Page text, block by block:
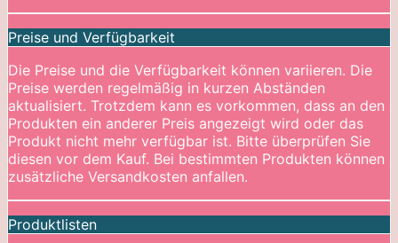
Preise und Verfügbarkeit
Die Preise und die Verfügbarkeit können variieren. Die
Preise werden regelmäßig in kurzen Abständen
aktualisiert. Trotzdem kann es vorkommen, dass an den
Produkten ein anderer Preis angezeigt wird oder das
Produkt nicht mehr verfügbar ist. Bitte überprüfen Sie
diesen vor dem Kauf. Bei bestimmten Produkten können
zusätzliche Versandkosten anfallen.
Produktlisten